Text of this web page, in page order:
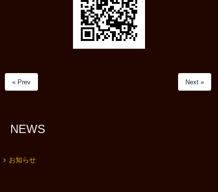
« Prev Next »
NEWS
お知らせ